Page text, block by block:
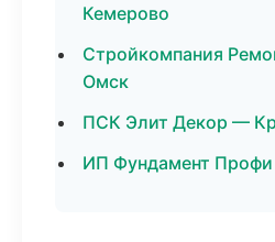
Кемерово
Стройкомпания
Омск
ПСК Элит Декор —
ИП Фундамент